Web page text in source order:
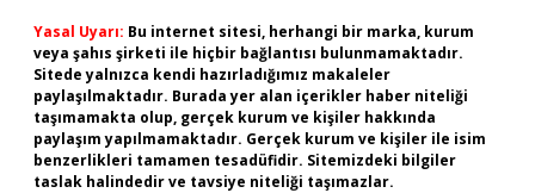
Yasal Uyarı: Bu internet sitesi, herhangi bir marka, kurum
veya şahıs şirketi ile hiçbir bağlantısı bulunmamaktadır.
Sitede yalnızca kendi hazırladığımız makaleler
paylaşılmaktadır. Burada yer alan içerikler haber niteliği
taşımamakta olup, gerçek kurum ve kişiler hakkında
paylaşım yapılmamaktadır. Gerçek kurum ve kişiler ile isim
benzerlikleri tamamen tesadüfidir. Sitemizdeki bilgiler
taslak halindedir ve tavsiye niteliği taşımazlar.